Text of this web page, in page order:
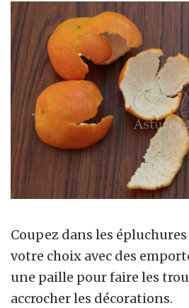
Coupez dans les
votre choix avec des
une paille pour faire les
accrocher les décorations.